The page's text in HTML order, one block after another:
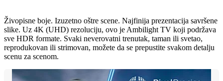
Živopisne boje. Izuzetno oštre scene. Najfinija prezentacija savršene
slike. Uz 4K (UHD) rezoluciju, ovo je Ambilight TV koji podržava
sve HDR formate. Svaki neverovatni trenutak, taman ili svetao,
reprodukovan ili strimovan, možete da se prepustite svakom detalju
scenu za scenom.